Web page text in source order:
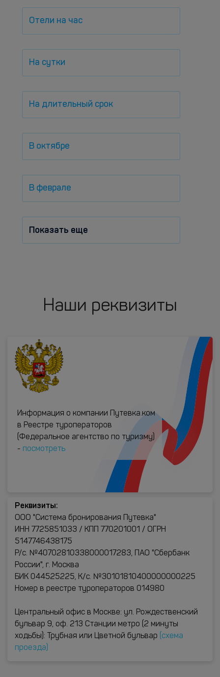
Отели на час
На сутки
На длительный срок
В октябре
В феврале
Показать еще
Наши реквизиты
Информация о компании Путевка.ком
в Реестре туроператоров
(Федеральное агентство по туризму)
- посмотреть
Реквизиты:
ООО "Система бронирования Путевка"
ИНН 7725851033 / КПП 770201001 / ОГРН
5147746438175
Р/с. №40702810338000017283, ПАО "Сбербанк
России", г. Москва
БИК 044525225, К/с. №30101810400000000225
Номер в реестре туроператоров 014980
Центральный офис в Москве: ул. Рождественский
бульвар 9, оф. 213 Станции метро (2 минуты
ходьбы): Трубная или Цветной бульвар
(схема
проезда)